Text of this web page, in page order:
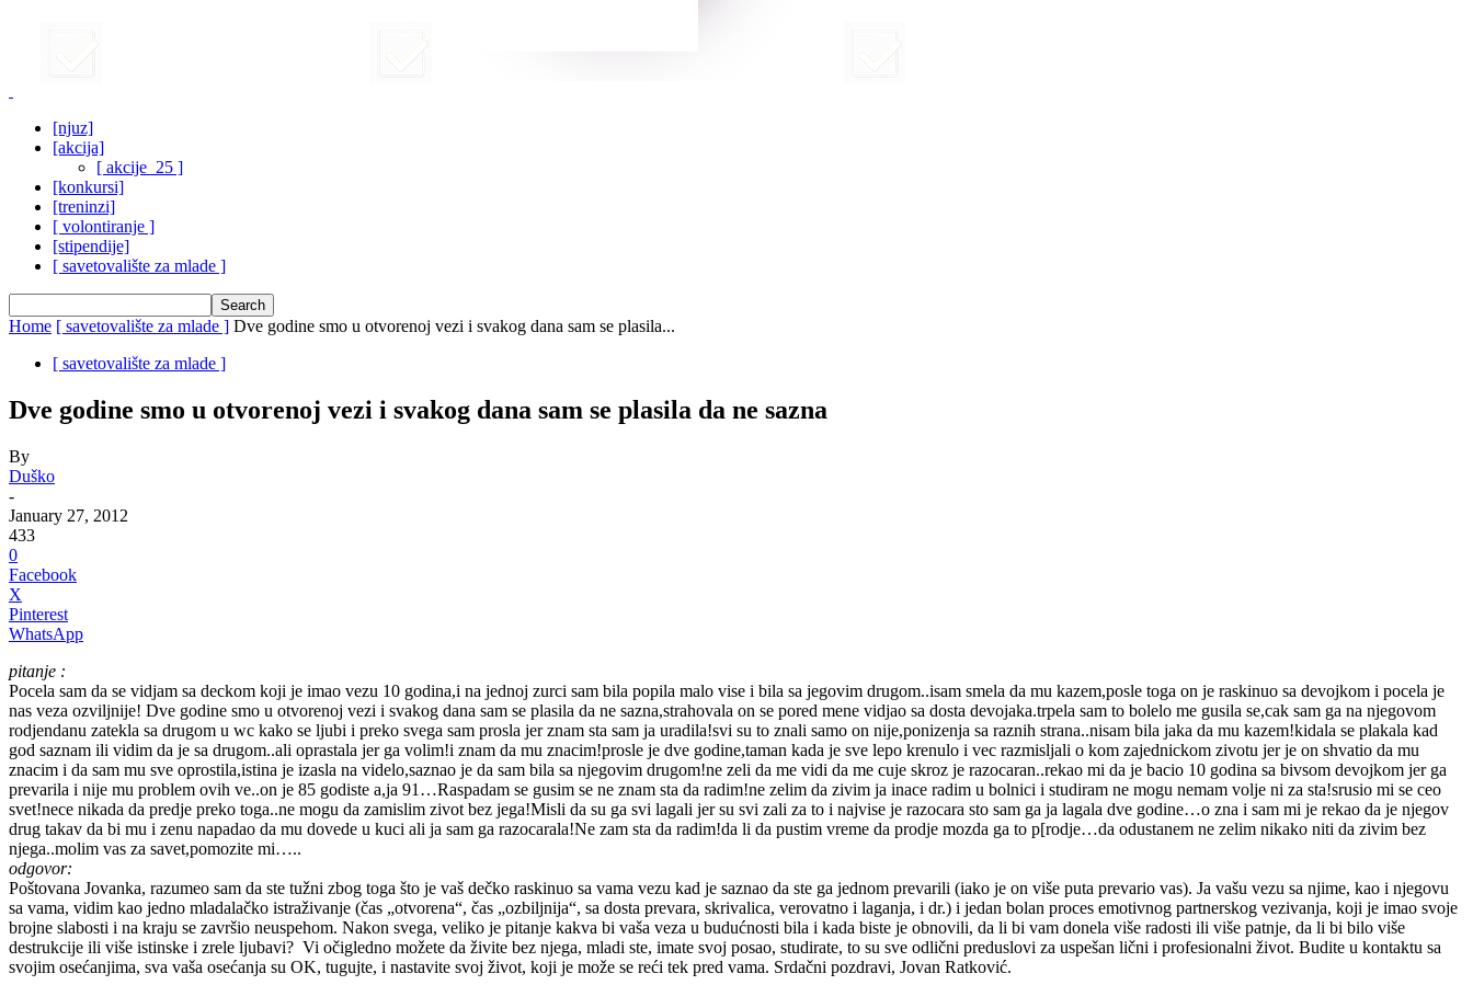
[njuz]
[akcija]
[ akcije_25 ]
[konkursi]
[treninzi]
[ volontiranje ]
[stipendije]
[ savetovalište za mlade ]
Home [ savetovalište za mlade ] Dve godine smo u otvorenoj vezi i svakog dana sam se plasila...
[ savetovalište za mlade ]
Dve godine smo u otvorenoj vezi i svakog dana sam se plasila da ne sazna
By
Duško
-
January 27, 2012
433
0
Facebook
X
Pinterest
WhatsApp
pitanje :
Pocela sam da se vidjam sa deckom koji je imao vezu 10 godina,i na jednoj zurci sam bila popila malo vise i bila sa jegovim drugom..isam smela da mu kazem,posle toga on je raskinuo sa devojkom i pocela je
nas veza ozviljnije! Dve godine smo u otvorenoj vezi i svakog dana sam se plasila da ne sazna,strahovala on se pored mene vidjao sa dosta devojaka.trpela sam to bolelo me gusila se,cak sam ga na njegovom
rodjendanu zatekla sa drugom u wc kako se ljubi i preko svega sam prosla jer znam sta sam ja uradila!svi su to znali samo on nije,ponizenja sa raznih strana..nisam bila jaka da mu kazem!kidala se plakala kad
god saznam ili vidim da je sa drugom..ali oprastala jer ga volim!i znam da mu znacim!prosle je dve godine,taman kada je sve lepo krenulo i vec razmisljali o kom zajednickom zivotu jer je on shvatio da mu
znacim i da sam mu sve oprostila,istina je izasla na videlo,saznao je da sam bila sa njegovim drugom!ne zeli da me vidi da me cuje skroz je razocaran..rekao mi da je bacio 10 godina sa bivsom devojkom jer ga
prevarila i nije mu problem ovih ve..on je 85 godiste a,ja 91…Raspadam se gusim se ne znam sta da radim!ne zelim da zivim ja inace radim u bolnici i studiram ne mogu nemam volje ni za sta!srusio mi se ceo
svet!nece nikada da predje preko toga..ne mogu da zamislim zivot bez jega!Misli da su ga svi lagali jer su svi zali za to i najvise je razocara sto sam ga ja lagala dve godine…o zna i sam mi je rekao da je njegov
drug takav da bi mu i zenu napadao da mu dovede u kuci ali ja sam ga razocarala!Ne zam sta da radim!da li da pustim vreme da prodje mozda ga to p[rodje…da odustanem ne zelim nikako niti da zivim bez
njega..molim vas za savet,pomozite mi…..
odgovor:
Poštovana Jovanka, razumeo sam da ste tužni zbog toga što je vaš dečko raskinuo sa vama vezu kad je saznao da ste ga jednom prevarili (iako je on više puta prevario vas). Ja vašu vezu sa njime, kao i njegovu
sa vama, vidim kao jedno mladalačko istraživanje (čas „otvorena“, čas „ozbiljnija“, sa dosta prevara, skrivalica, verovatno i laganja, i dr.) i jedan bolan proces emotivnog partnerskog vezivanja, koji je imao svoje
brojne slabosti i na kraju se završio neuspehom. Nakon svega, veliko je pitanje kakva bi vaša veza u budućnosti bila i kada biste je obnovili, da li bi vam donela više radosti ili više patnje, da li bi bilo više
destrukcije ili više istinske i zrele ljubavi? Vi očigledno možete da živite bez njega, mladi ste, imate svoj posao, studirate, to su sve odlični preduslovi za uspešan lični i profesionalni život. Budite u kontaktu sa
svojim osećanjima, sva vaša osećanja su OK, tugujte, i nastavite svoj život, koji je može se reći tek pred vama. Srdačni pozdravi, Jovan Ratković.